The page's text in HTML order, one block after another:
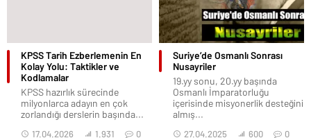
KPSS Tarih Ezberlemenin En
Kolay Yolu: Taktikler ve
Kodlamalar
KPSS hazırlık sürecinde
milyonlarca adayın en çok
zorlandığı derslerin başında...
17.04.2026 1.931 0
Suriye’de Osmanlı Sonrası
Nusayriler
19.yy sonu, 20.yy başında
Osmanlı İmparatorluğu
içerisinde misyonerlik desteğini
almış...
27.04.2025 600 0